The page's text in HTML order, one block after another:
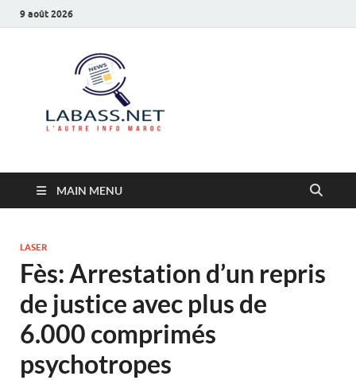
9 août 2026
MAIN MENU
LASER
Fès: Arrestation d’un repris
de justice avec plus de
6.000 comprimés
psychotropes